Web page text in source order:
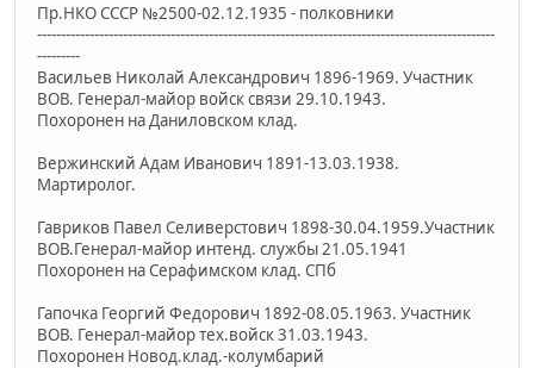
Пр.НКО СССР №2500-02.12.1935 - полковники
------------------------------------------------------------------------------------------------
---------
Васильев Николай Александрович 1896-1969. Участник
ВОВ. Генерал-майор войск связи 29.10.1943.
Похоронен на Даниловском клад.
Вержинский Адам Иванович 1891-13.03.1938.
Мартиролог.
Гавриков Павел Селиверстович 1898-30.04.1959.Участник
ВОВ.Генерал-майор интенд. службы 21.05.1941
Похоронен на Серафимском клад. СПб
Гапочка Георгий Федорович 1892-08.05.1963. Участник
ВОВ. Генерал-майор тех.войск 31.03.1943.
Похоронен Новод.клад.-колумбарий